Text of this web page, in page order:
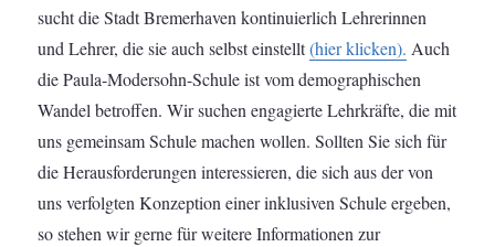
sucht die Stadt Bremerhaven kontinuierlich Lehrerinnen
und Lehrer, die sie auch selbst einstellt(hier klicken). Auch
die Paula-Modersohn-Schule ist vom demographischen
Wandel betroffen. Wir suchen engagierte Lehrkräfte, die mit
uns gemeinsam Schule machen wollen. Sollten Sie sich für
die Herausforderungen interessieren, die sich aus der von
uns verfolgten Konzeption einer inklusiven Schule ergeben,
so stehen wir gerne für weitere Informationen zur